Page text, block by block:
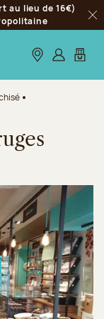
au lieu de 16€)
Nos boutiques
S’identifier
Mon